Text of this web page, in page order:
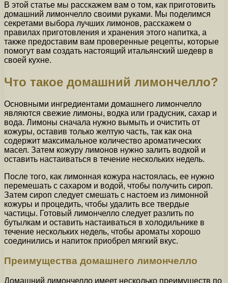
В этой статье мы расскажем вам о том, как приготовить
домашний лимончелло своими руками. Мы поделимся
секретами выбора лучших лимонов, расскажем о
правилах приготовления и хранения этого напитка, а
также предоставим вам проверенные рецепты, которые
помогут вам создать настоящий итальянский шедевр в
своей кухне.
Что такое домашний лимончелло?
Основными ингредиентами домашнего лимончелло
являются свежие лимоны, водка или градусник, сахар и
вода. Лимоны сначала нужно вымыть и очистить от
кожуры, оставив только желтую часть, так как она
содержит максимальное количество ароматических
масел. Затем кожуру лимонов нужно залить водкой и
оставить настаиваться в течение нескольких недель.
После того, как лимонная кожура настоялась, ее нужно
перемешать с сахаром и водой, чтобы получить сироп.
Затем сироп следует смешать с настоем из лимонной
кожуры и процедить, чтобы удалить все твердые
частицы. Готовый лимончелло следует разлить по
бутылкам и оставить настаиваться в холодильнике в
течение нескольких недель, чтобы ароматы хорошо
соединились и напиток приобрел мягкий вкус.
Преимущества домашнего лимончелло
Домашний лимончелло имеет несколько преимуществ по